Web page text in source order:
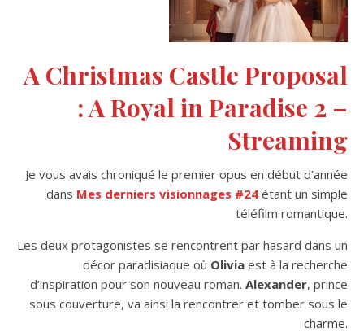
A Christmas Castle Proposal
: A Royal in Paradise 2 –
Streaming
Je vous avais chroniqué le premier opus en début d’année
dans Mes derniers visionnages #24 étant un simple
téléfilm romantique.
Les deux protagonistes se rencontrent par hasard dans un
décor paradisiaque où Olivia est à la recherche
d’inspiration pour son nouveau roman. Alexander, prince
sous couverture, va ainsi la rencontrer et tomber sous le
charme.